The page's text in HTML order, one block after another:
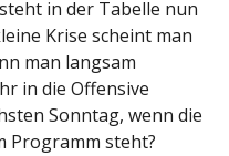
in der Tabelle nun
Krise scheint man
man langsam
in die Offensive
Sonntag, wenn die
Programm steht?